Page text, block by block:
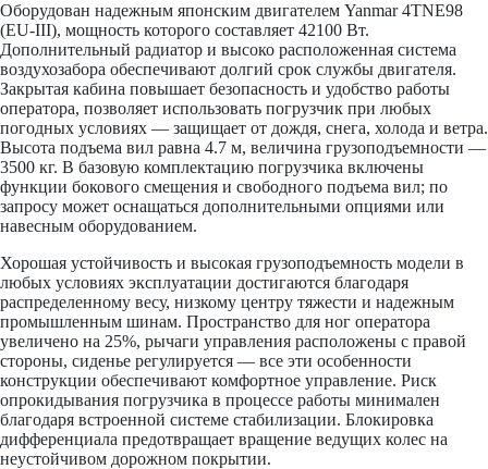
Оборудован надежным японским двигателем Yanmar 4TNE98
(EU-III), мощность которого составляет 42100 Вт.
Дополнительный радиатор и высоко расположенная система
воздухозабора обеспечивают долгий срок службы двигателя.
Закрытая кабина повышает безопасность и удобство работы
оператора, позволяет использовать погрузчик при любых
погодных условиях — защищает от дождя, снега, холода и ветра.
Высота подъема вил равна 4.7 м, величина грузоподъемности —
3500 кг. В базовую комплектацию погрузчика включены
функции бокового смещения и свободного подъема вил; по
запросу может оснащаться дополнительными опциями или
навесным оборудованием.
Хорошая устойчивость и высокая грузоподъемность модели в
любых условиях эксплуатации достигаются благодаря
распределенному весу, низкому центру тяжести и надежным
промышленным шинам. Пространство для ног оператора
увеличено на 25%, рычаги управления расположены с правой
стороны, сиденье регулируется — все эти особенности
конструкции обеспечивают комфортное управление. Риск
опрокидывания погрузчика в процессе работы минимален
благодаря встроенной системе стабилизации. Блокировка
дифференциала предотвращает вращение ведущих колес на
неустойчивом дорожном покрытии.